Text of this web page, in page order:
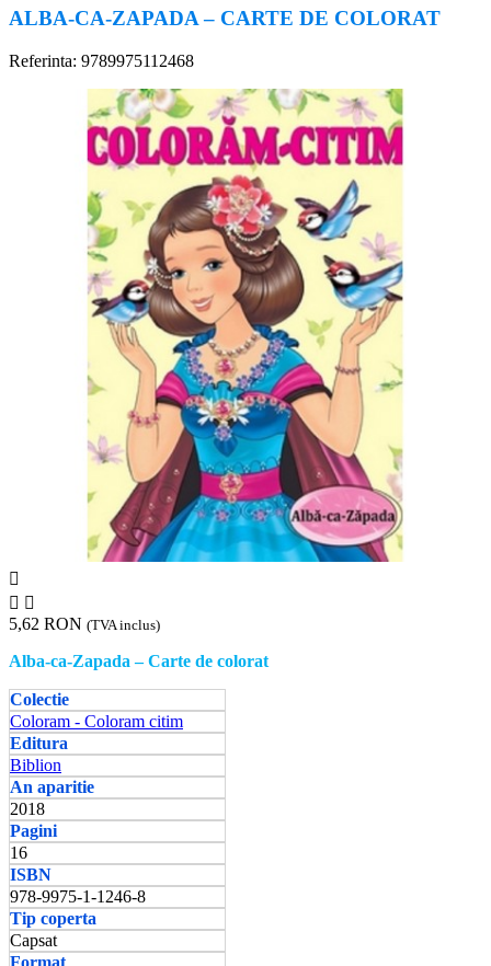
ALBA-CA-ZAPADA – CARTE DE COLORAT
Referinta: 9789975112468

 
5,62 RON (TVA inclus)
Alba-ca-Zapada – Carte de colorat
Colectie
Coloram - Coloram citim
Editura
Biblion
An aparitie
2018
Pagini
16
ISBN
978-9975-1-1246-8
Tip coperta
Capsat
Format